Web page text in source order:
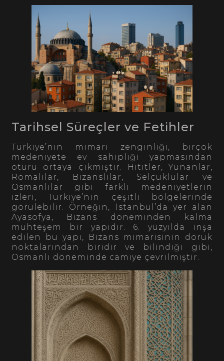
Tarihsel Süreçler ve Fetihler
Türkiye’nin mimari zenginliği, birçok
medeniyete ev sahipliği yapmasından
ötürü ortaya çıkmıştır. Hititler, Yunanlar,
Romalılar, Bizanslılar, Selçuklular ve
Osmanlılar gibi farklı medeniyetlerin
izleri, Türkiye’nin çeşitli bölgelerinde
görülebilir. Örneğin, İstanbul’da yer alan
Ayasofya, Bizans döneminden kalma
muhteşem bir yapıdır. 6. yüzyılda inşa
edilen bu yapı, Bizans mimarisinin doruk
noktalarından biridir ve bilindiği gibi,
Osmanlı döneminde camiye çevrilmiştir.